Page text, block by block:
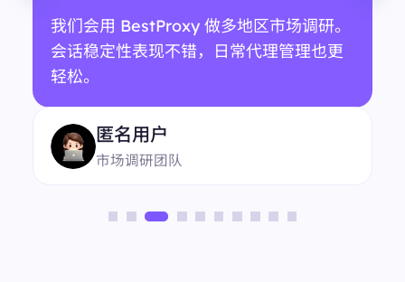
我们会用 BestProxy 做多地区市场调研。
会话稳定性表现不错，日常代理管理也更
轻松。
匿名用户
市场调研团队